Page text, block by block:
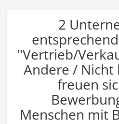
2
"Vertrieb/
Andere / Nicht
freuen
Menschen mit